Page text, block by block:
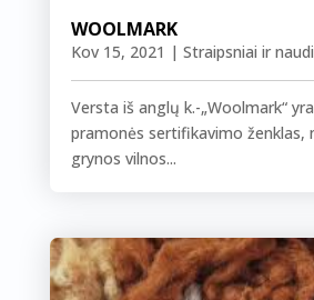
WOOLMARK
Kov 15, 2021 | Straipsniai ir
Versta iš anglų k.-„Woolmark“
pramonės sertifikavimo ženklas,
grynos vilnos...